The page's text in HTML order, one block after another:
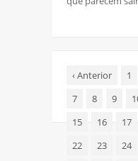
‹Anterior 1
7
8 9
15
16 17
22
23 24